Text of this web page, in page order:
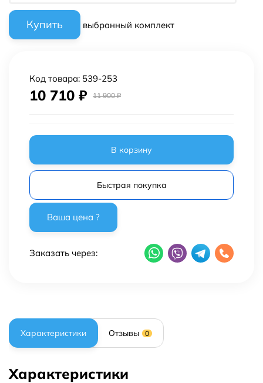
выбранный комплект
Код товара: 539-253
10 710 ₽ 11 900₽
В корзину
Быстрая покупка
Заказать через:
Характеристики Отзывы 0
Характеристики